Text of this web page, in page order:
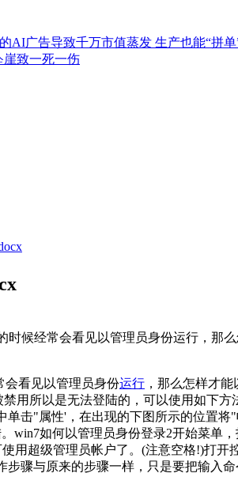
AI广告导致千万市值蒸发 生产也能“拼
崖致一死一伤
候经常会看见以管理员身份运行，那
会看见以管理员身份运行 ，那么怎样才
禁用所以是无法登陆的，可以使用如下
击"属性'，在出现的下图所示的位置
win7如何以管理员身份登录2开始菜单
用超级管理员帐户了。(注意空格!)打
骤与原来的步骤一样，只是要把输入